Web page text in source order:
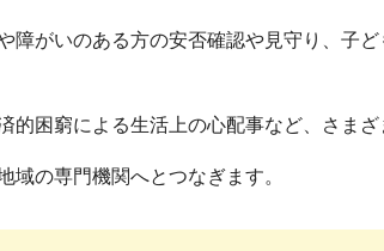
がいのある方の安否確認や見守り、子
困窮による生活上の心配事など、さまざ
の専門機関へとつなぎます。